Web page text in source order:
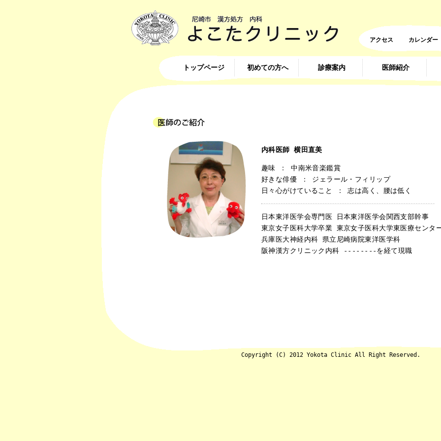
アクセス カレンダー
トップページ 初めての方へ 診療案内 医師紹介
内科医師 横田直美
趣味 ： 中南米音楽鑑賞
好きな俳優 ： ジェラール・フィリップ
日々心がけていること ： 志は高く、腰は低く
日本東洋医学会専門医 日本東洋医学会関西支部幹事
東京女子医科大学卒業 東京女子医科大学東医療センタ
兵庫医大神経内科 県立尼崎病院東洋医学科
阪神漢方クリニック内科 --------を経て現職
Copyright (C) 2012 Yokota Clinic All Right Reserved.